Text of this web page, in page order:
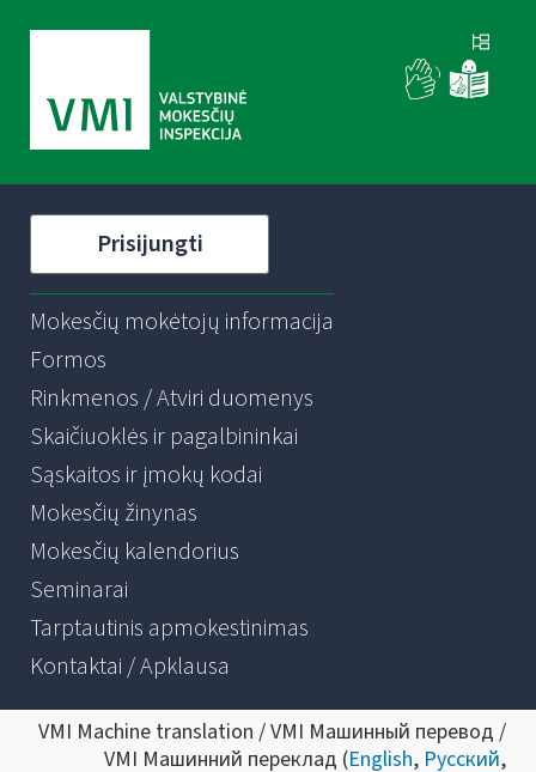
Prisijungti
Mokesčių mokėtojų informacija
Formos
Rinkmenos / Atviri duomenys
Skaičiuoklės ir pagalbininkai
Sąskaitos ir įmokų kodai
Mokesčių žinynas
Mokesčių kalendorius
Seminarai
Tarptautinis apmokestinimas
Kontaktai / Apklausa
VMI Machine translation / VMI Машинный перевод /
VMI Машинний переклад (English, Русский,